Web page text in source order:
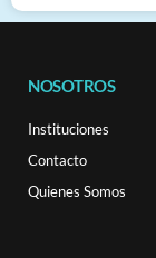
NOSOTROS
Instituciones
Contacto
Quienes Somos